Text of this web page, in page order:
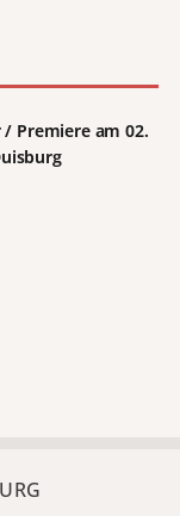
/ Premiere am 02.